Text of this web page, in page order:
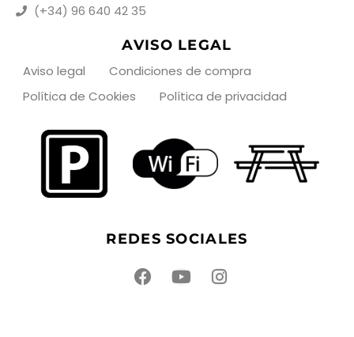
(+34) 96 640 42 35
AVISO LEGAL
Aviso legal
Condiciones de compra
Política de Cookies
Política de privacidad
REDES SOCIALES